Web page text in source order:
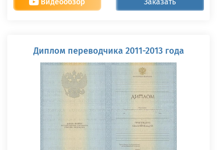
Диплом переводчика 2011-2013 года